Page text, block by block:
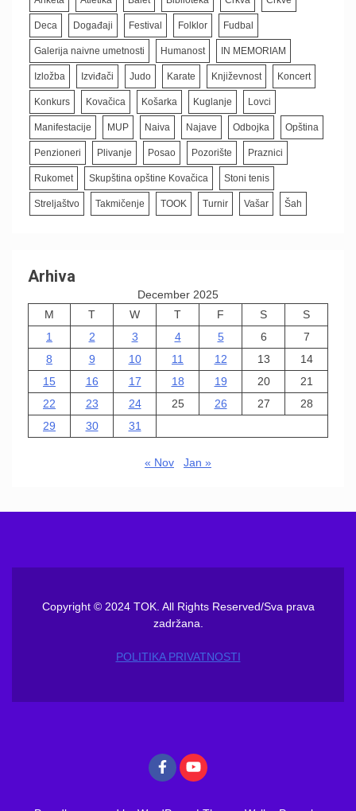
Deca Događaji Festival Folklor Fudbal
Galerija naivne umetnosti Humanost IN MEMORIAM
Izložba Izviđači Judo Karate Književnost Koncert
Konkurs Kovačica Košarka Kuglanje Lovci
Manifestacije MUP Naiva Najave Odbojka Opština
Penzioneri Plivanje Posao Pozorište Praznici
Rukomet Skupština opštine Kovačica Stoni tenis
Streljaštvo Takmičenje TOOK Turnir Vašar Šah
Arhiva
December 2025
M
T W T F S
S
1
2 3 4 5 6
7
8
9 10 11 12 13
14
15
16 17 18 19 20
21
22
23 24 25 26 27
28
29
30 31
« Nov Jan »
Copyright © 2024 TOK. All Rights Reserved/Sva prava
zadržana.
POLITIKA PRIVATNOSTI